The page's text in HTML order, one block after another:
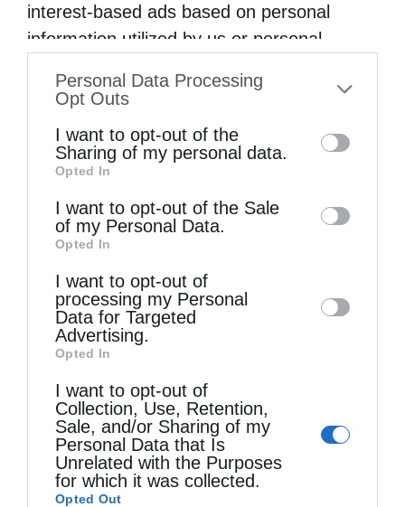
interest-based ads based on personal
information utilized by us or personal
to your opt-out. You may separately opt-out
information by third parties on the IAB’s list
of downstream participants. This
information may also be disclosed by us to
third parties on theIAB’s List of
Downstream Participants
disclose it to other third parties.
Personal Data Processing
Opt Outs
I want to opt-out of the
Sharing of my personal data.
Opted In
I want to opt-out of the Sale
of my Personal Data.
Opted In
I want to opt-out of
processing my Personal
Data for Targeted
Advertising.
Opted In
I want to opt-out of
Collection, Use, Retention,
Sale, and/or Sharing of my
Personal Data that Is
Unrelated with the Purposes
for which it was collected.
Opted Out